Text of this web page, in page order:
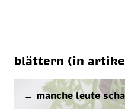
blättern (in
← man­che leu­te